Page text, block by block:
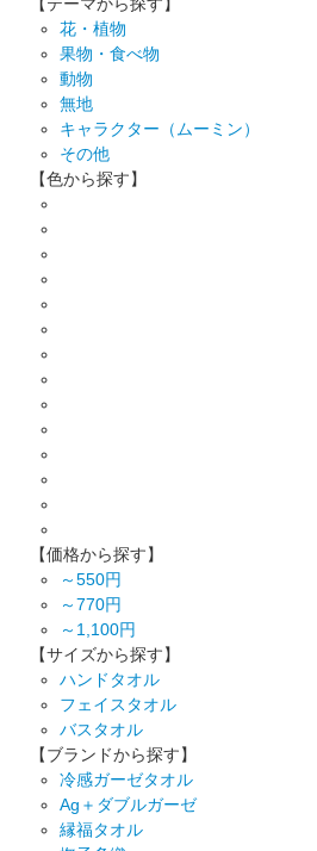
花・植物
果物・食べ物
動物
無地
キャラクター（ムーミン）
その他
【色から探す】
【価格から探す】
～550円
～770円
～1,100円
【サイズから探す】
ハンドタオル
フェイスタオル
バスタオル
【ブランドから探す】
冷感ガーゼタオル
Ag＋ダブルガーゼ
縁福タオル